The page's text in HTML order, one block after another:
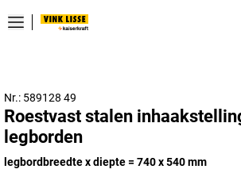
Nr.: 589128 49
Roestvast stalen
legborden
legbordbreedte x diepte = 740 x 540 mm